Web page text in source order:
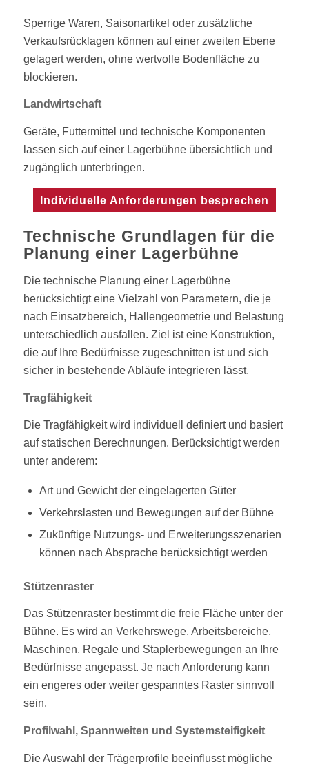
Sperrige Waren, Saisonartikel oder zusätzliche
Verkaufsrücklagen können auf einer zweiten Ebene
gelagert werden, ohne wertvolle Bodenfläche zu
blockieren.
Landwirtschaft
Geräte, Futtermittel und technische Komponenten
lassen sich auf einer Lagerbühne übersichtlich und
zugänglich unterbringen.
Individuelle Anforderungen besprechen
Technische Grundlagen für die
Planung einer Lagerbühne
Die technische Planung einer Lagerbühne
berücksichtigt eine Vielzahl von Parametern, die je
nach Einsatzbereich, Hallengeometrie und Belastung
unterschiedlich ausfallen. Ziel ist eine Konstruktion,
die auf Ihre Bedürfnisse zugeschnitten ist und sich
sicher in bestehende Abläufe integrieren lässt.
Tragfähigkeit
Die Tragfähigkeit wird individuell definiert und basiert
auf statischen Berechnungen. Berücksichtigt werden
unter anderem:
Art und Gewicht der eingelagerten Güter
Verkehrslasten und Bewegungen auf der Bühne
Zukünftige Nutzungs- und Erweiterungsszenarien
können nach Absprache berücksichtigt werden
Stützenraster
Das Stützenraster bestimmt die freie Fläche unter der
Bühne. Es wird an Verkehrswege, Arbeitsbereiche,
Maschinen, Regale und Staplerbewegungen an Ihre
Bedürfnisse angepasst. Je nach Anforderung kann
ein engeres oder weiter gespanntes Raster sinnvoll
sein.
Profilwahl, Spannweiten und Systemsteifigkeit
Die Auswahl der Trägerprofile beeinflusst mögliche